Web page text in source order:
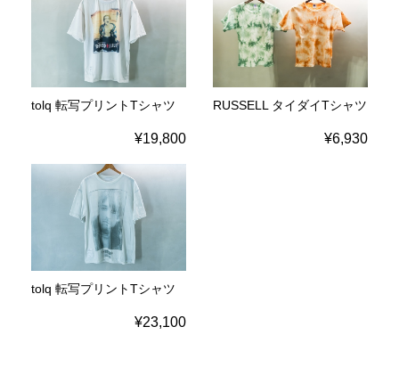
tolq 転写プリントTシャツ
¥19,800
RUSSELL タイダイTシャツ
¥6,930
tolq 転写プリントTシャツ
¥23,100